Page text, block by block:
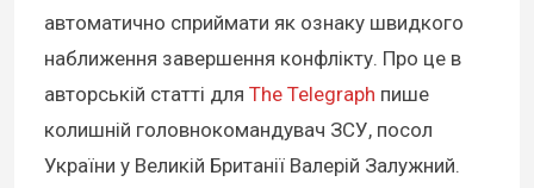
автоматично сприймати як ознаку швидкого
наближення завершення конфлікту. Про це в
авторській статті для The Telegraph пише
колишній головнокомандувач ЗСУ, посол
України у Великій Британії Валерій Залужний.